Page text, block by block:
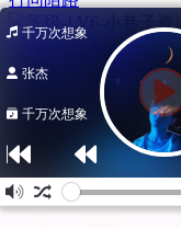
千万次想象
张杰
千万次想象